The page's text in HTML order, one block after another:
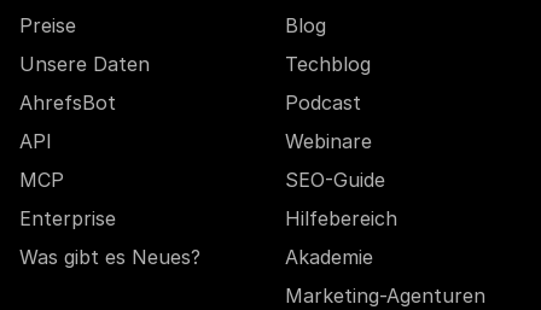
Preise
Unsere Daten
AhrefsBot
API
MCP
Enterprise
Was gibt es Neues?
Blog
Techblog
Podcast
Webinare
SEO-Guide
Hilfebereich
Akademie
Marketing-Agenturen